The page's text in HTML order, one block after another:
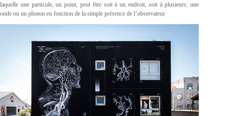
laquelle une particule, un point, peut être soit à un endroit, soit à plusieurs; une
onde ou un photon en fonction de la simple présence de l’observateur.